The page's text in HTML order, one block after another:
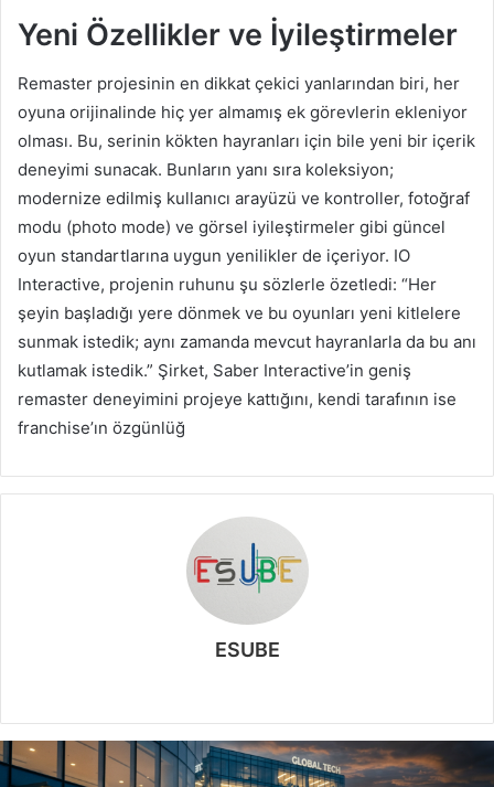
Yeni Özellikler ve İyileştirmeler
Remaster projesinin en dikkat çekici yanlarından biri, her
oyuna orijinalinde hiç yer almamış ek görevlerin ekleniyor
olması. Bu, serinin kökten hayranları için bile yeni bir içerik
deneyimi sunacak. Bunların yanı sıra koleksiyon;
modernize edilmiş kullanıcı arayüzü ve kontroller, fotoğraf
modu (photo mode) ve görsel iyileştirmeler gibi güncel
oyun standartlarına uygun yenilikler de içeriyor. IO
Interactive, projenin ruhunu şu sözlerle özetledi: “Her
şeyin başladığı yere dönmek ve bu oyunları yeni kitlelere
sunmak istedik; aynı zamanda mevcut hayranlarla da bu anı
kutlamak istedik.” Şirket, Saber Interactive’in geniş
remaster deneyimini projeye kattığını, kendi tarafının ise
franchise’ın özgünlüğ
ESUBE
b
s